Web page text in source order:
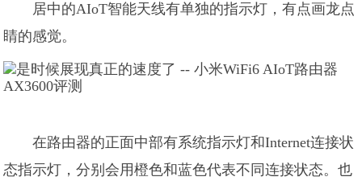
居中的AIoT智能天线有单独的指示灯，有点画龙点
睛的感觉。
在路由器的正面中部有系统指示灯和Internet连接状
态指示灯，分别会用橙色和蓝色代表不同连接状态。也